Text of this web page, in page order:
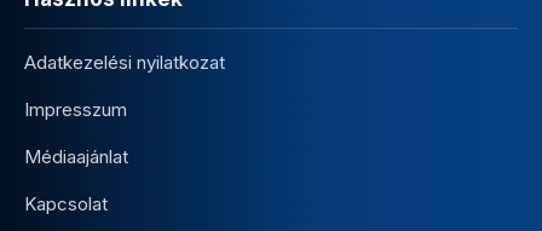
Adatkezelési nyilatkozat
Impresszum
Médiaajánlat
Kapcsolat